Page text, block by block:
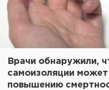
Врачи обнаружили,
самоизоляции может
повышению